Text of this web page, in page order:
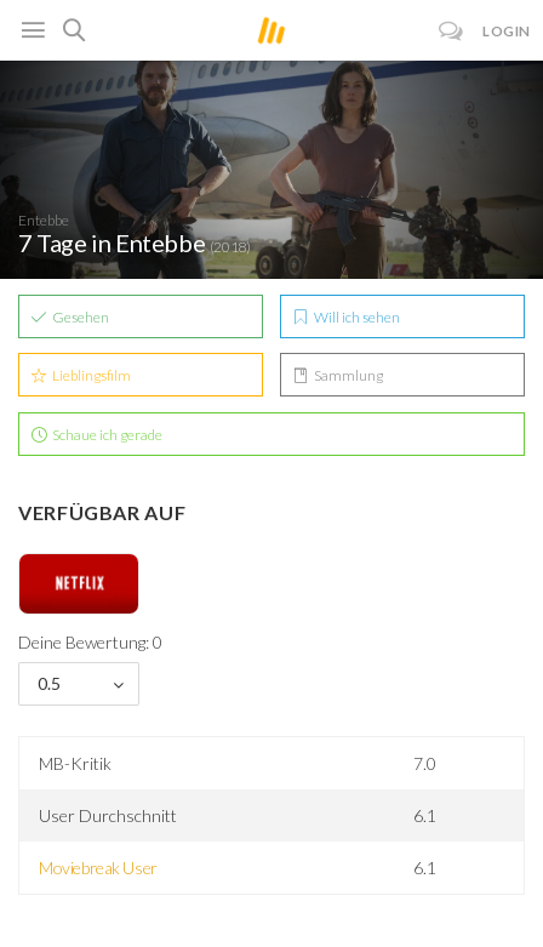
LOGIN
Entebbe
7 Tage in Entebbe(2018)
Gesehen Will ich sehen
Lieblingsfilm Sammlung
Schaue ich gerade
VERFÜGBAR AUF
Deine Bewertung: 0
0.5
MB-Kritik 7.0
User Durchschnitt 6.1
Moviebreak User 6.1